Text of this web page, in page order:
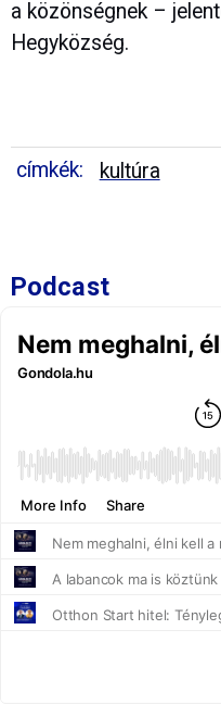
a közönségnek –
Hegyközség.
címkék: kultúra
Podcast